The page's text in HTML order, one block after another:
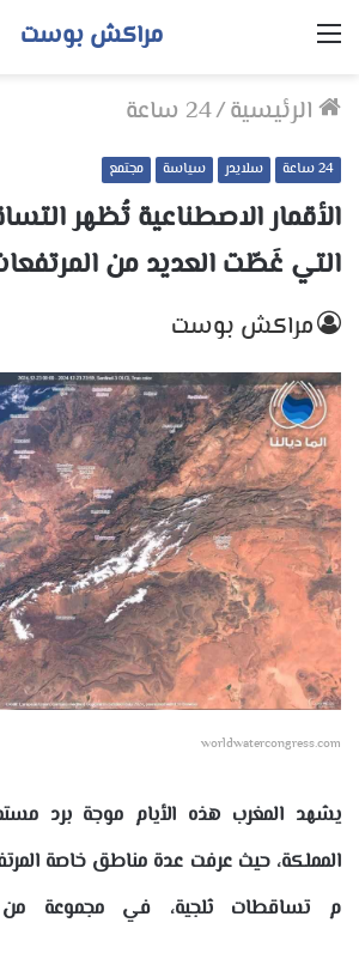
مراكش بوست القائمة
الرئيسية/24 ساعة
24 ساعة سلايدر سياسة مجتمع
الأقمار الاصطناعية تُظهر
التي غَطّت العديد من
مراكش بوست
worldwatercongress.com
يشهد المغرب هذه الأيام موجة برد
م تساقطات ثلجية، في مجموعة من